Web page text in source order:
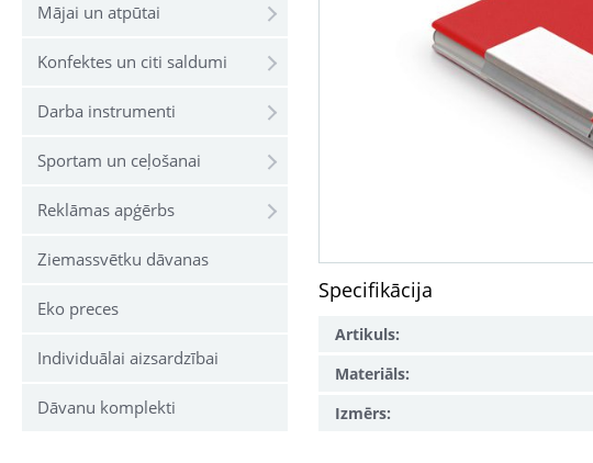
Mājai un atpūtai
Konfektes un citi saldumi
Darba instrumenti
Sportam un ceļošanai
Reklāmas apģērbs
Ziemassvētku dāvanas
Eko preces
Individuālai aizsardzībai
Dāvanu komplekti
Specifikācija
Artikuls:
Materiāls:
Izmērs: